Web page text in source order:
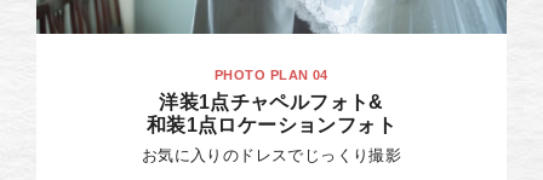
PHOTO PLAN 04
洋装1点チャペルフォト&
和装1点ロケーションフォト
お気に入りのドレスでじっくり撮影